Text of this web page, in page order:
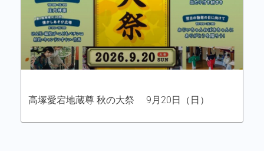
高塚愛宕地蔵尊 秋の大祭 9月20日（日）